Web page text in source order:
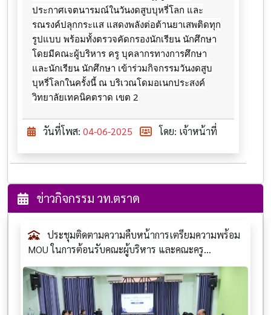
ประกาศเจตนารมณ์ในวันงดสูบบุหรี่โลก และ
รณรงค์ปลุกกระแส แสดงพลังต่อต้านยาเสพติดทุก
รูปแบบ พร้อมทั้งตรวจคัดกรองนักเรียน นักศึกษา
โดยมีคณะผู้บริหาร ครู บุคลากรทางการศึกษา
และนักเรียน นักศึกษา เข้าร่วมกิจกรรมวันงดสูบ
บุหรี่โลกในครั้งนี้ ณ บริเวณโดมอเนกประสงค์
วิทยาลัยเทคนิคตราด เขต 2
วันที่โพส: 04-06-2025 โดย: เจ้าหน้าที่
ข่าวกิจกรรม วท.ตราด
ประชุมติดตามความคืบหน้าการเตรียมความพร้อม
MOU ในการต้อนรับคณะผู้บริหาร และคณะครู...